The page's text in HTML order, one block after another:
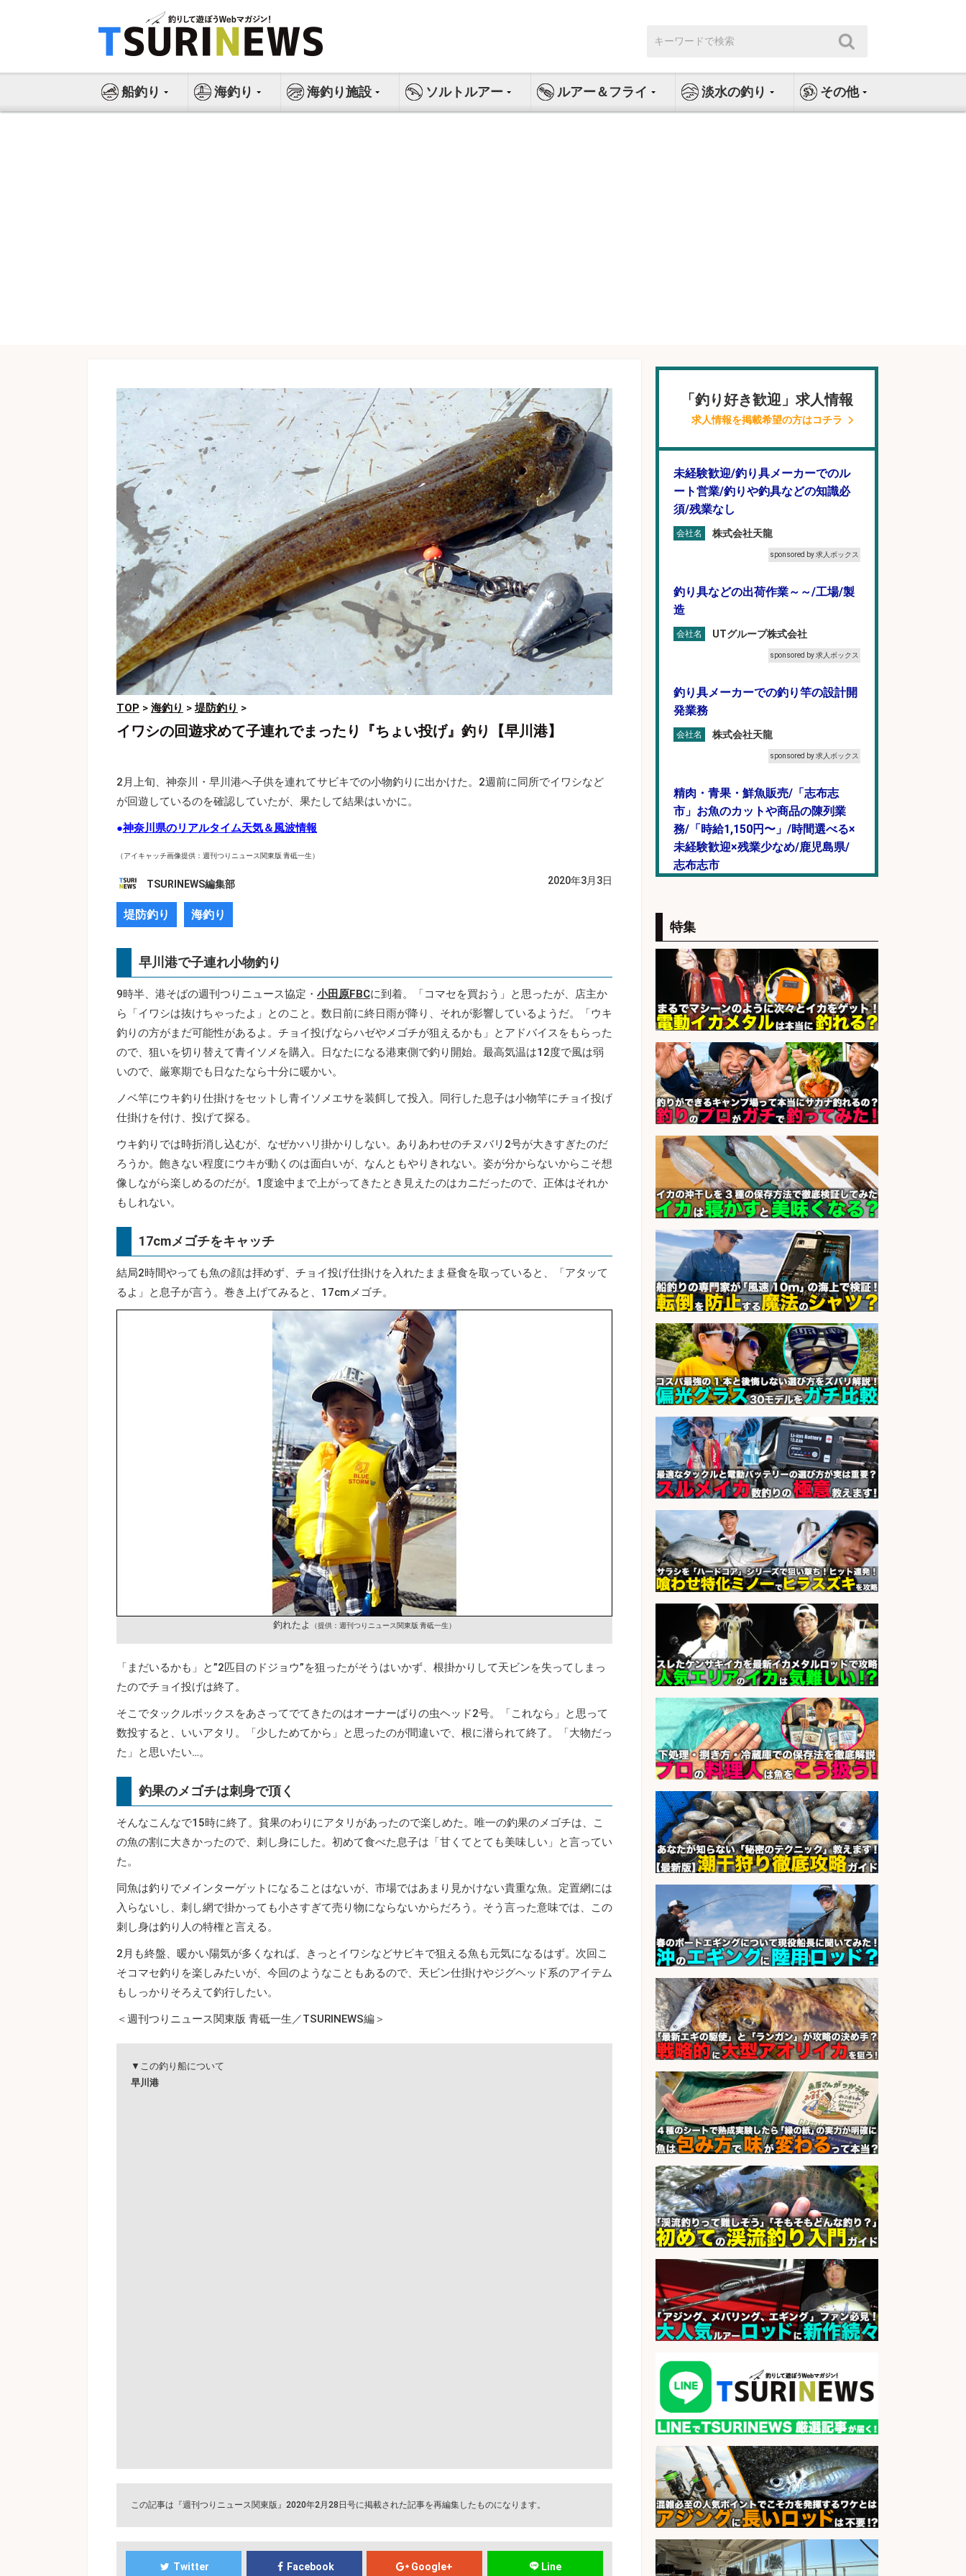
ス
索:
船釣り 海釣り 海釣り施設 ソルトルアー ルアー＆フライ 淡水の釣り その他
TOP > 海釣り >堤防釣り >
イワシの回遊求めて子連れでまったり『ちょい投げ』釣り【早川港】
2月上旬、神奈川・早川港へ子供を連れてサビキでの小物釣りに出かけた。2週前に同所でイワシなど
が回遊しているのを確認していたが、果たして結果はいかに。
●神奈川県のリアルタイム天気＆風波情報
（アイキャッチ画像提供：週刊つりニュース関東版 青砥一生）
TSURINEWS編集部 2020年3月3日
堤防釣り 海釣り
早川港で子連れ小物釣り
9時半、港そばの週刊つりニュース協定・ 小田原FBCに到着。「コマセを買おう」と思ったが、店主か
ら「イワシは抜けちゃったよ」とのこと。数日前に終日雨が降り、それが影響しているようだ。「ウキ
釣りの方がまだ可能性があるよ。チョイ投げならハゼやメゴチが狙えるかも」とアドバイスをもらった
ので、狙いを切り替えて青イソメを購入。日なたになる港東側で釣り開始。最高気温は12度で風は弱
いので、厳寒期でも日なたなら十分に暖かい。
ノベ竿にウキ釣り仕掛けをセットし青イソメエサを装餌して投入。同行した息子は小物竿にチョイ投げ
仕掛けを付け、投げて探る。
ウキ釣りでは時折消し込むが、なぜかハリ掛かりしない。ありあわせのチヌバリ2号が大きすぎたのだ
ろうか。飽きない程度にウキが動くのは面白いが、なんともやりきれない。姿が分からないからこそ想
像しながら楽しめるのだが。1度途中まで上がってきたとき見えたのはカニだったので、正体はそれか
もしれない。
17cmメゴチをキャッチ
結局2時間やっても魚の顔は拝めず、チョイ投げ仕掛けを入れたまま昼食を取っていると、「アタッて
るよ」と息子が言う。巻き上げてみると、17cmメゴチ。
釣れたよ （提供：週刊つりニュース関東版 青砥一生）
「まだいるかも」と”2匹目のドジョウ”を狙ったがそうはいかず、根掛かりして天ビンを失ってしまっ
たのでチョイ投げは終了。
そこでタックルボックスをあさってでてきたのはオーナーばりの虫ヘッド2号。「これなら」と思って
数投すると、いいアタリ。「少しためてから」と思ったのが間違いで、根に潜られて終了。「大物だっ
た」と思いたい…。
釣果のメゴチは刺身で頂く
そんなこんなで15時に終了。貧果のわりにアタリがあったので楽しめた。唯一の釣果のメゴチは、こ
の魚の割に大きかったので、刺し身にした。初めて食べた息子は「甘くてとても美味しい」と言ってい
た。
同魚は釣りでメインターゲットになることはないが、市場ではあまり見かけない貴重な魚。定置網には
入らないし、刺し網で掛かっても小さすぎて売り物にならないからだろう。そう言った意味では、この
刺し身は釣り人の特権と言える。
2月も終盤、暖かい陽気が多くなれば、きっとイワシなどサビキで狙える魚も元気になるはず。次回こ
そコマセ釣りを楽しみたいが、今回のようなこともあるので、天ビン仕掛けやジグヘッド系のアイテム
もしっかりそろえて釣行したい。
＜週刊つりニュース関東版 青砥一生／TSURINEWS編＞
▼この釣り船について
早川港
この記事は『週刊つりニュース関東版』2020年2月28日号に掲載された記事を再編集したものになります。
Twitter Facebook Google+ Line
「釣り好き歓迎」求人情報
求人情報を掲載希望の方はコチラ
未経験歓迎/釣り具メーカーでのル
ート営業/釣りや釣具などの知識必
須/残業なし
会社名 株式会社天龍
sponsored by 求人ボックス
釣り具などの出荷作業～～/工場/製
造
会社名 UTグループ株式会社
sponsored by 求人ボックス
釣り具メーカーでの釣り竿の設計開
発業務
会社名 株式会社天龍
sponsored by 求人ボックス
精肉・青果・鮮魚販売/「志布志
市」お魚のカットや商品の陳列業
務/「時給1,150円〜」/時間選べる×
未経験歓迎×残業少なめ/鹿児島県/
志布志市
精肉・青果・鮮魚販売/「志布志
市」「時給1,150円〜」志布志市内
でお魚のカットや商品の陳列スタッ
フ/車通勤OK×時間選べる×未経験歓
迎/鹿児島県/志布志市
会社名 株式会社ホットスタッフ鹿児島
sponsored by 求人ボックス
精肉・青果・鮮魚販売/「志布志
市」お魚のカットや商品の陳列スタ
ッフ/志布志市/「時給1,150円〜」/
未経験歓迎×残業少なめ×車通勤OK/
鹿児島県
会社名 株式会社ホットスタッフ鹿児島
sponsored by 求人ボックス
レジ打ち/日払いOK/おさかなの三枚
おろし/新潟県/小千谷市
会社名 株式会社G&G
釣り具メーカーでの釣り竿の販売促
進業務
会社名 株式会社天龍
sponsored by 求人ボックス
日払いOKで即日収入/製造スタッフ/
「広島市佐伯区」「時給1,200
円〜」日払いあり/広島市佐伯区内
でお魚のパック詰めや品出し業務/
車通勤OK×未経験歓迎×残業少なめ/
広島県
会社名 株式会社ホットスタッフ五日市
sponsored by 求人ボックス
営業事務/「大津市」釣り具メーカ
ーの物流事務・営業アシスタント/
小野駅から徒歩6分/「時給1,300
円」/大型連休あり×残業なし×土日
祝休み/滋賀県
会社名 株式会社ホットスタッフ滋賀
sponsored by 求人ボックス
さらに求人情報を見る
特集